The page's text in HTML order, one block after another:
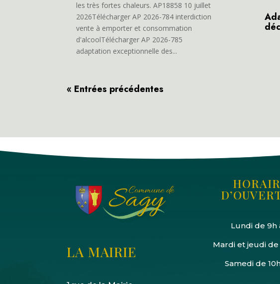
les très fortes chaleurs. AP18858 10 juillet
2026Télécharger AP 2026-784 interdiction
vente à emporter et consommation
d'alcoolTélécharger AP 2026-785
adaptation exceptionnelle des...
« Entrées précédentes
LA MAIRIE
Lundi de 9h
Mardi et jeudi de
Samedi de